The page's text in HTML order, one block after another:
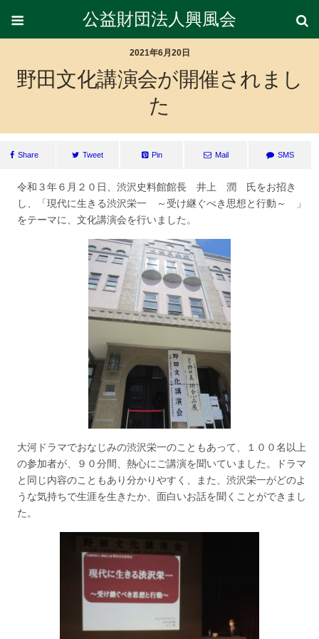
公益財団法人興風会
2021年6月20日
野田文化講演会が開催されまし
た
Share Tweet Pin Mail SMS
令和３年６月２０日、渋沢史料館館長 井上 潤 氏をお招き
し、「現代に生きる渋沢栄一 ～受け継ぐべき思想と行動～ 」
をテーマに、文化講演会を行いました。
大河ドラマでおなじみの渋沢栄一のこともあって、１００名以上
の参加者が、９０分間、熱心にご講演を聞いていました。ドラマ
と同じ内容のこともあり分かりやすく、また、渋沢栄一がどのよ
うな気持ちで生涯を生きたか、面白いお話を聞くことができまし
た。